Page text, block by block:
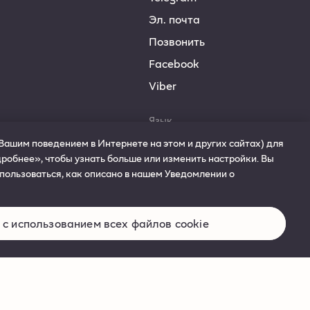
Эл. почта
Позвонить
Facebook
Viber
Язык
Russian
совершеннолетними лицами.
поведением в Интернете на этом и других сайтах) для
чтобы узнать больше или изменить настройки. Вы
как описано в нашем Уведомлении о
с использованием всех файлов cookie